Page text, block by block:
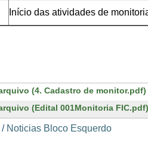
Início das atividades de
/ Noticias Bloco Esquerdo